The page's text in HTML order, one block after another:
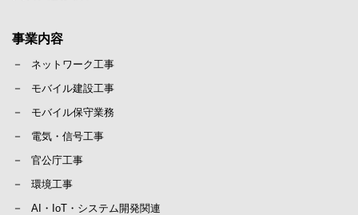
事業内容
ネットワーク工事
モバイル建設工事
モバイル保守業務
電気・信号工事
官公庁工事
環境工事
AI・IoT・システム開発関連